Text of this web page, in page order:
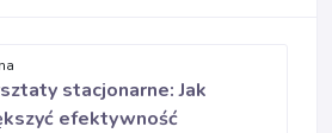
stacjonarne: Jak
efektywność